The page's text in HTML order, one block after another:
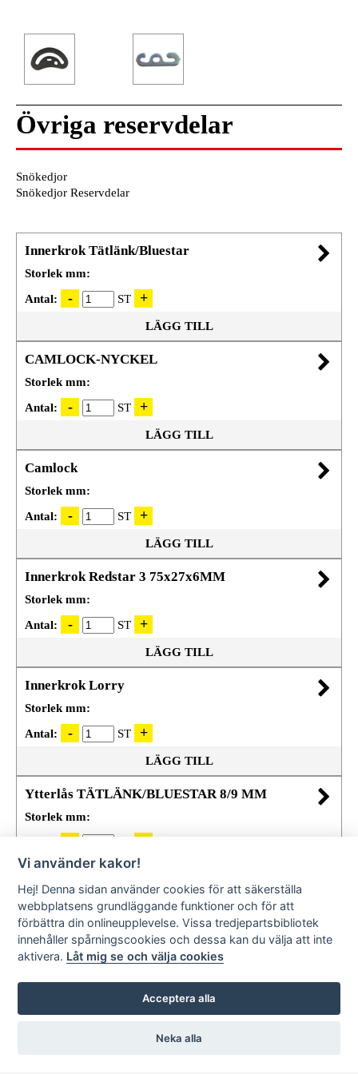
Övriga reservdelar
Snökedjor
Snökedjor Reservdelar
Innerkrok Tätlänk/Bluestar
Storlek mm:
Antal:
ST
LÄGG TILL
CAMLOCK-NYCKEL
Storlek mm:
Antal:
ST
LÄGG TILL
Camlock
Storlek mm:
Antal:
ST
LÄGG TILL
Innerkrok Redstar 3 75x27x6MM
Storlek mm:
Antal:
ST
LÄGG TILL
Innerkrok Lorry
Storlek mm:
Antal:
ST
LÄGG TILL
Ytterlås TÄTLÄNK/BLUESTAR 8/9 MM
Storlek mm:
Vi använder kakor!
Hej! Denna sidan använder cookies för att säkerställa
webbplatsens grundläggande funktioner och för att
förbättra din onlineupplevelse. Vissa tredjepartsbibliotek
innehåller spårningscookies och dessa kan du välja att inte
aktivera. Låt mig se och välja cookies
Acceptera alla
Neka alla